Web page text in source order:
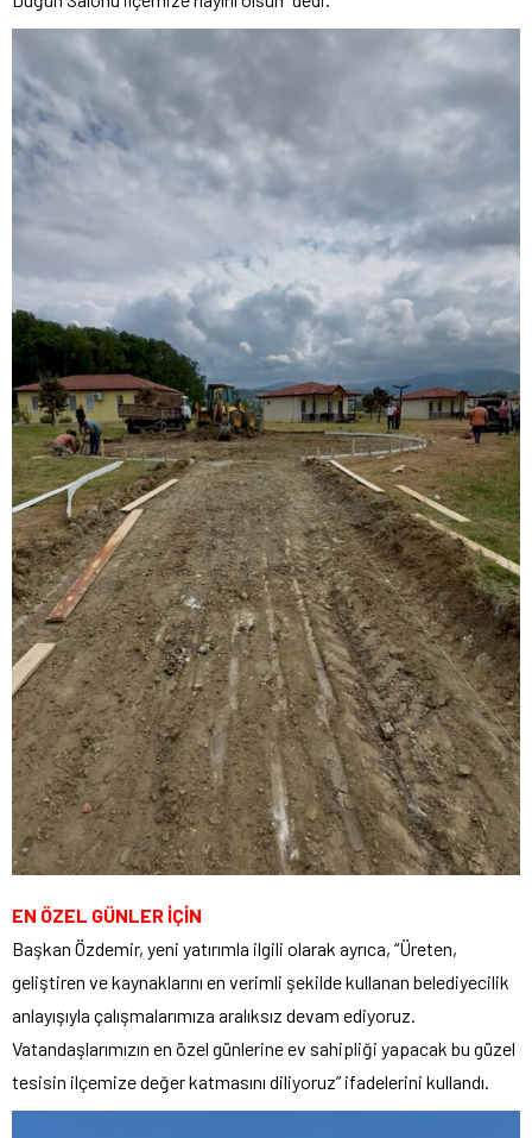
EN ÖZEL GÜNLER İÇİN
Başkan Özdemir, yeni yatırımla ilgili olarak ayrıca, “Üreten,
geliştiren ve kaynaklarını en verimli şekilde kullanan belediyecilik
anlayışıyla çalışmalarımıza aralıksız devam ediyoruz.
Vatandaşlarımızın en özel günlerine ev sahipliği yapacak bu güzel
tesisin ilçemize değer katmasını diliyoruz” ifadelerini kullandı.